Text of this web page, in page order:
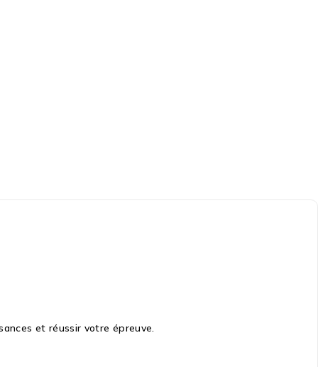
et réussir votre épreuve.